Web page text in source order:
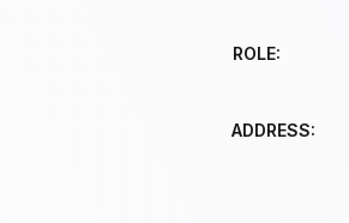
ROLE:
ADDRESS: